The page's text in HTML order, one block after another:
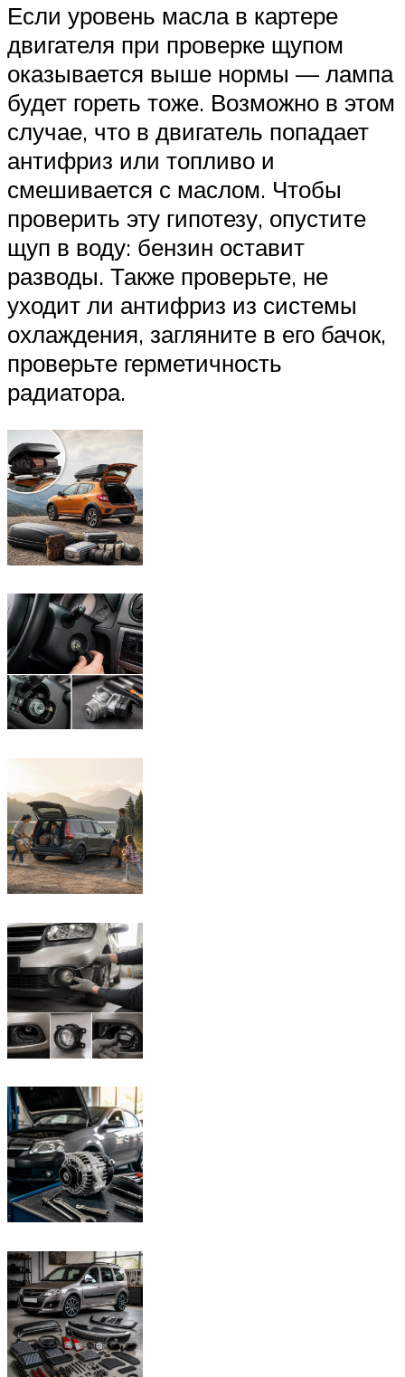
Если уровень масла в картере
двигателя при проверке щупом
оказывается выше нормы — лампа
будет гореть тоже. Возможно в этом
случае, что в двигатель попадает
антифриз или топливо и
смешивается с маслом. Чтобы
проверить эту гипотезу, опустите
щуп в воду: бензин оставит
разводы. Также проверьте, не
уходит ли антифриз из системы
охлаждения, загляните в его бачок,
проверьте герметичность
радиатора.